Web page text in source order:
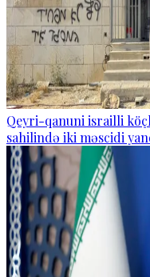
Qeyri-qanuni israilli
sahilində iki məscidi